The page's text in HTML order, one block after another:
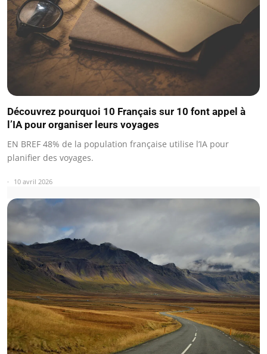
Découvrez pourquoi 10 Français sur 10 font appel à
l’IA pour organiser leurs voyages
EN BREF 48% de la population française utilise l’IA pour
planifier des voyages.
10 avril 2026